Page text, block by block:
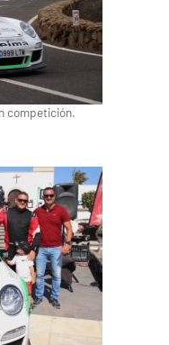
competición.